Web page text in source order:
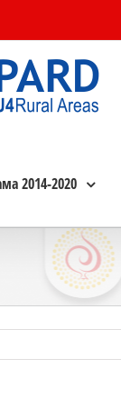
2014-2020